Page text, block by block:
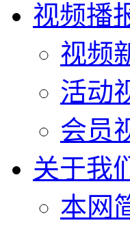
视频播
视频
活动
会员
关于我们
本网